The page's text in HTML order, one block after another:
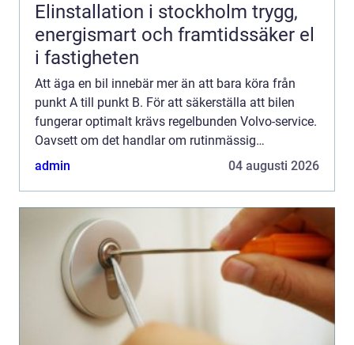
Elinstallation i stockholm trygg,
energismart och framtidssäker el
i fastigheten
Att äga en bil innebär mer än att bara köra från
punkt A till punkt B. För att säkerställa att bilen
fungerar optimalt krävs regelbunden Volvo-service.
Oavsett om det handlar om rutinmässig
underh&ar...
admin 04 augusti 2026